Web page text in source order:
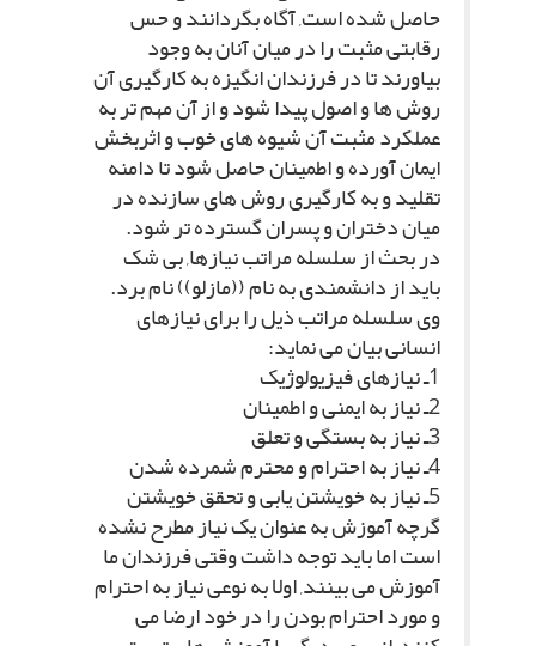
حاصل شده است, آگاه بگردانند و حس
رقابتى مثبت را در میان آنان به وجود
بیاورند تا در فرزندان انگیزه به کارگیرى آن
روش ها و اصول پیدا شود و از آن مهم تر به
عملکرد مثبت آن شیوه هاى خوب و اثربخش
ایمان آورده و اطمینان حاصل شود تا دامنه
تقلید و به کارگیرى روش هاى سازنده در
میان دختران و پسران گسترده تر شود.
در بحث از سلسله مراتب نیازها, بى شک
باید از دانشمندى به نام ((مازلو)) نام برد.
وى سلسله مراتب ذیل را براى نیازهاى
انسانى بیان مى نماید:
1ـ نیازهاى فیزیولوژیک
2ـ نیاز به ایمنى و اطمینان
3ـ نیاز به بستگى و تعلق
4ـ نیاز به احترام و محترم شمرده شدن
5ـ نیاز به خویشتن یابى و تحقق خویشتن
گرچه آموزش به عنوان یک نیاز مطرح نشده
است اما باید توجه داشت وقتى فرزندان ما
آموزش مى بینند, اولا به نوعى نیاز به احترام
و مورد احترام بودن را در خود ارضا مى